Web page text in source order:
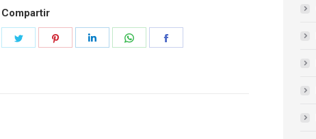
Oz
quantity
Compartir
Share
Share